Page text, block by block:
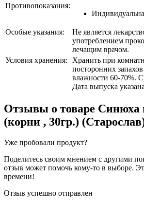
Противопоказания:
Особые указания:
Не является
употреблением
лечащим врачом.
Условия хранения:
Хранить при
посторонних
влажности 60-70%.
Дата выпуска
Отзывы о товаре Синюха
(корни , 30гр.)
Уже пробовали продукт?
Поделитесь своим мнением с другими
отзыв может помочь кому-то в выборе.
времени!
Отзыв успешно отправлен